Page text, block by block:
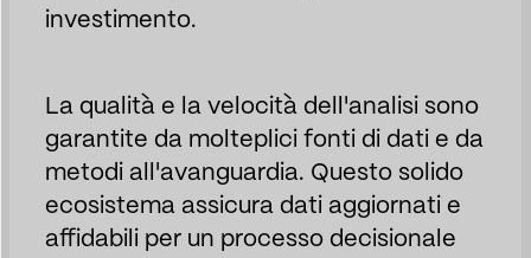
investimento.
La qualità e la velocità dell'analisi sono
garantite da molteplici fonti di dati e da
metodi all'avanguardia. Questo solido
ecosistema assicura dati aggiornati e
affidabili per un processo decisionale